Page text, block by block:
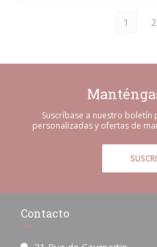
1 2
Suscríbase a nuestro
personalizadas y ofertas de
Contacto